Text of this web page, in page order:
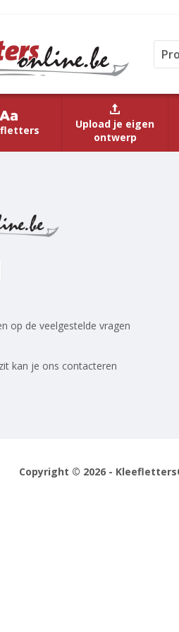
Upload je eigen
ontwerp
op de veelgestelde vragen
kan je ons contacteren
Copyright © 2026 -